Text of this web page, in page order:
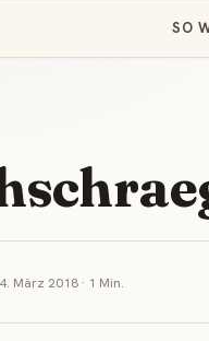
SO
März 2018 · 1 Min.